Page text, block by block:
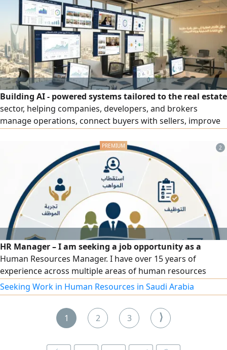
Building AI - powered systems tailored to the real estate
sector, helping companies, developers, and brokers
manage operations, connect buyers with sellers, improve
customer experience, and analyze market data to make
more accurate decisions. The service includes designing
and developing customized real estate systems, customer
relationship management systems, online auction
platforms, Smart dashboards
2
HR Manager – I am seeking a job opportunity as a
Human Resources Manager. I have over 15 years of
experience across multiple areas of human resources
management and administrative affairs, including drafting
regulations, policies, and organizational procedures;
recruitment and talent acquisition; payroll, social
insurance, and wage protection; performance evaluation,
training, and development; and government platforms
(Qiwa, Mudad, GOSI, Muqeem, Absher, Saudi Business
Seeking Work in Human Resources in Saudi Arabia
1 2 3 ⟩